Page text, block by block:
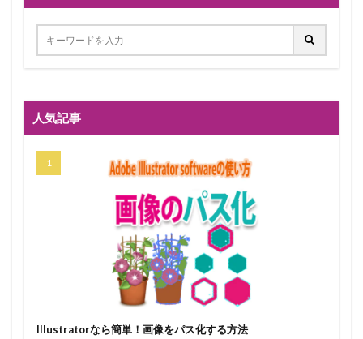
人気記事
Illustratorなら簡単！画像をパス化する方法